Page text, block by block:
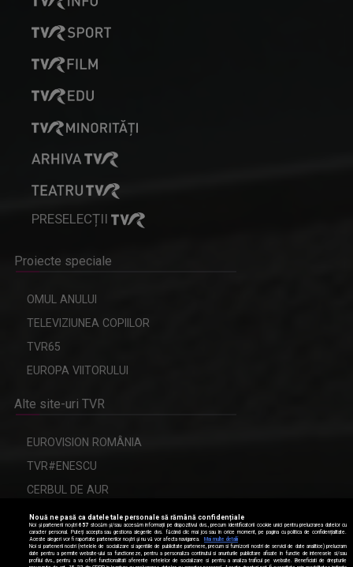
PRESELECȚII
Proiecte speciale
OMUL ANULUI
TELEVIZIUNEA COPIILOR
TVR65
EUROPA VIITORULUI
Alte site-uri TVR
EUROVISION ROMÂNIA
TVR#ENESCU
CERBUL DE AUR
Modifică setările de confidențialitate
Nouă ne pasă ca datele tale personale să rămână confidențiale
Noi și partenerii noștri657 stocăm și/sau accesăm informații pe dispozitivul dvs., precum identificatorii cookie unici pentru prelucrarea datelor cu
caracter personal. Puteți accepta sau gestiona alegerile dvs. făcând clic mai jos sau în orice moment, pe pagina cu politica de confidențialitate.
Aceste alegeri vor fi raportate partenerilor noștri și nu vă vor afecta navigarea.
Mai multe detalii
Noi si partenerii nostri (retelele de socializare si agentiile de publicitate partenere, precum si furnizorii nostri de servicii de date analitice) prelucram
date pentru a permite website-ului sa functioneze, pentru a personaliza continutul si anunturile publicitare afisate in functie de interesele si/sau
profilul dvs., pentru a va oferi functionalitati aferente retelelor de socializare si pentru a analiza traficul pe website. Beneficiati de drepturile